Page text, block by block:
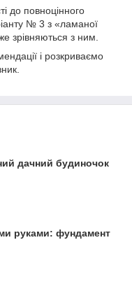
до повноцінного
№ 3 з «ламаної
зрівняються з ним.
і розкриваємо
дачний будиночок
руками: фундамент